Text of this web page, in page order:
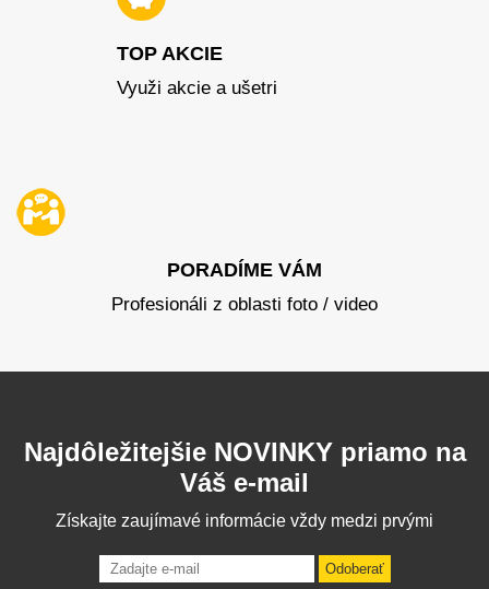
TOP AKCIE
Využi akcie a ušetri
PORADÍME VÁM
Profesionáli z oblasti foto / video
Najdôležitejšie NOVINKY priamo na
Váš e-mail
Získajte zaujímavé informácie vždy medzi prvými
Odoberať